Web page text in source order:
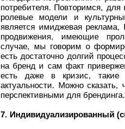
потребителя. Повторимся, для
ролевые модели и
является имиджевая реклама,
продвижения, имеющие
случае, мы говорим о
есть достаточно долгий
на бренд и сам факт
есть даже в кризис, такие
актуальности. Можно сказать,
перспективными для
7. Индивидуализированный (